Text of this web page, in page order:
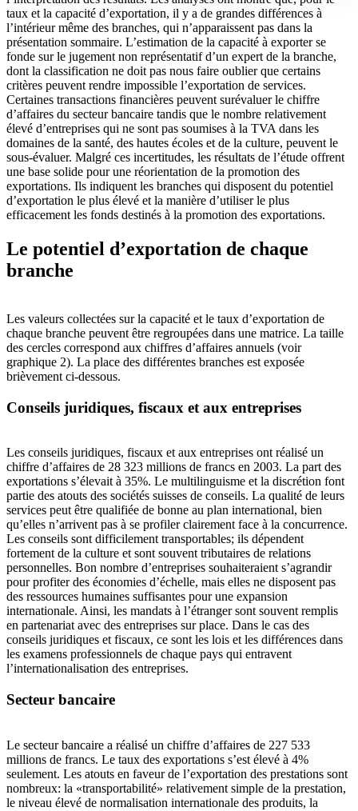
taux et la capacité d’exportation, il y a de grandes différences à
l’intérieur même des branches, qui n’apparaissent pas dans la
présentation sommaire. L’estimation de la capacité à exporter se
fonde sur le jugement non représentatif d’un expert de la branche,
dont la classification ne doit pas nous faire oublier que certains
critères peuvent rendre impossible l’exportation de services.
Certaines transactions financières peuvent surévaluer le chiffre
d’affaires du secteur bancaire tandis que le nombre relativement
élevé d’entreprises qui ne sont pas soumises à la TVA dans les
domaines de la santé, des hautes écoles et de la culture, peuvent le
sous-évaluer. Malgré ces incertitudes, les résultats de l’étude offrent
une base solide pour une réorientation de la promotion des
exportations. Ils indiquent les branches qui disposent du potentiel
d’exportation le plus élevé et la manière d’utiliser le plus
efficacement les fonds destinés à la promotion des exportations.
Le potentiel d’exportation de chaque
branche
Les valeurs collectées sur la capacité et le taux d’exportation de
chaque branche peuvent être regroupées dans une matrice. La taille
des cercles correspond aux chiffres d’affaires annuels (voir
graphique 2). La place des différentes branches est exposée
brièvement ci-dessous.
Conseils juridiques, fiscaux et aux entreprises
Les conseils juridiques, fiscaux et aux entreprises ont réalisé un
chiffre d’affaires de 28 323 millions de francs en 2003. La part des
exportations s’élevait à 35%. Le multilinguisme et la discrétion font
partie des atouts des sociétés suisses de conseils. La qualité de leurs
services peut être qualifiée de bonne au plan international, bien
qu’elles n’arrivent pas à se profiler clairement face à la concurrence.
Les conseils sont difficilement transportables; ils dépendent
fortement de la culture et sont souvent tributaires de relations
personnelles. Bon nombre d’entreprises souhaiteraient s’agrandir
pour profiter des économies d’échelle, mais elles ne disposent pas
des ressources humaines suffisantes pour une expansion
internationale. Ainsi, les mandats à l’étranger sont souvent remplis
en partenariat avec des entreprises sur place. Dans le cas des
conseils juridiques et fiscaux, ce sont les lois et les différences dans
les examens professionnels de chaque pays qui entravent
l’internationalisation des entreprises.
Secteur bancaire
Le secteur bancaire a réalisé un chiffre d’affaires de 227 533
millions de francs. Le taux des exportations s’est élevé à 4%
seulement. Les atouts en faveur de l’exportation des prestations sont
nombreux: la «transportabilité» relativement simple de la prestation,
le niveau élevé de normalisation internationale des produits, la